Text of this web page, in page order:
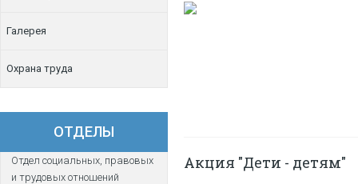
Галерея
Охрана труда
ОТДЕЛЫ
Отдел социальных, правовых
и трудовых отношений
Акция "Дети - детям"